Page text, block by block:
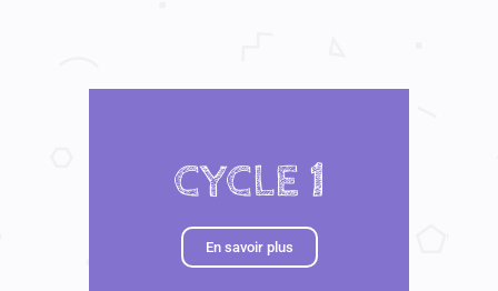
CYCLE 1
En savoir plus